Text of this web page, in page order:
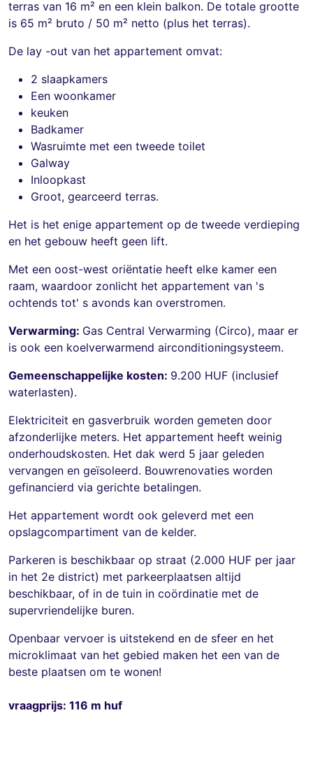
terras van 16 m² en een klein balkon. De totale grootte
is 65 m² bruto / 50 m² netto (plus het terras).
De lay -out van het appartement omvat:
2 slaapkamers
Een woonkamer
keuken
Badkamer
Wasruimte met een tweede toilet
Galway
Inloopkast
Groot, gearceerd terras.
Het is het enige appartement op de tweede verdieping
en het gebouw heeft geen lift.
Met een oost-west oriëntatie heeft elke kamer een
raam, waardoor zonlicht het appartement van 's
ochtends tot' s avonds kan overstromen.
Verwarming: Gas Central Verwarming (Circo), maar er
is ook een koelverwarmend airconditioningsysteem.
Gemeenschappelijke kosten: 9.200 HUF (inclusief
waterlasten).
Elektriciteit en gasverbruik worden gemeten door
afzonderlijke meters. Het appartement heeft weinig
onderhoudskosten. Het dak werd 5 jaar geleden
vervangen en geïsoleerd. Bouwrenovaties worden
gefinancierd via gerichte betalingen.
Het appartement wordt ook geleverd met een
opslagcompartiment van de kelder.
Parkeren is beschikbaar op straat (2.000 HUF per jaar
in het 2e district) met parkeerplaatsen altijd
beschikbaar, of in de tuin in coördinatie met de
supervriendelijke buren.
Openbaar vervoer is uitstekend en de sfeer en het
microklimaat van het gebied maken het een van de
beste plaatsen om te wonen!
vraagprijs: 116 m huf